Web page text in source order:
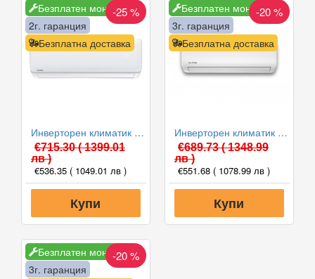
Безплатен монтаж
Безплатна доставка
2г. гаранция
-25 %
Инверторен климатик Crown CIT-12FO62AS, 12 000 BTU, Клас A++
€715.30( 1399.01
лв )
€536.35 ( 1049.01 лв )
Купи
Безплатен монтаж
Безплатна доставка
3г. гаранция
-20 %
Инверторен климатик Alpin ASW-35ETE, Elite, WIFI, 12000 BTU, Клас А++
€689.73( 1348.99
лв )
€551.68 ( 1078.99 лв )
Купи
Безплатен монтаж
3г. гаранция
-20 %